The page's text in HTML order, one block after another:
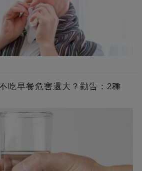
吃早餐危害還大？勸告：2種